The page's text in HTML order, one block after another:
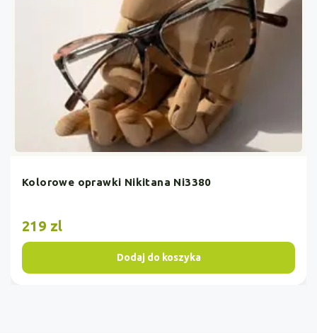
Kolorowe oprawki Nikitana Ni3380
219 zl
Dodaj do koszyka